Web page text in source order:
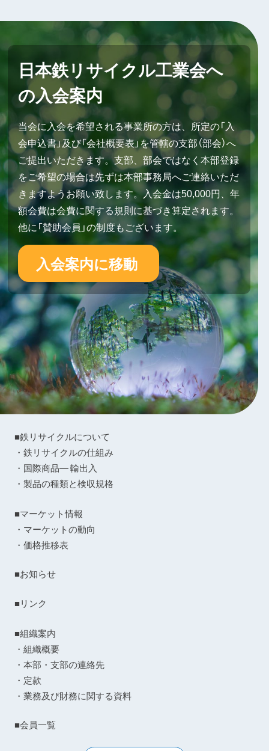
日本鉄リサイクル工業会へ
の入会案内
当会に入会を希望される事業所の方は、所定の「入
会申込書」及び「会社概要表」を管轄の支部（部会）へ
ご提出いただきます。支部、部会ではなく本部登録
をご希望の場合は先ずは本部事務局へご連絡いただ
きますようお願い致します。入会金は50,000円、年
額会費は会費に関する規則に基づき算定されます。
他に「賛助会員」の制度もございます。
入会案内に移動
■鉄リサイクルについて
・鉄リサイクルの仕組み
・国際商品― 輸出入
・製品の種類と検収規格
■マーケット情報
・マーケットの動向
・価格推移表
■お知らせ
■リンク
■組織案内
・組織概要
・本部・支部の連絡先
・定款
・業務及び財務に関する資料
■会員一覧